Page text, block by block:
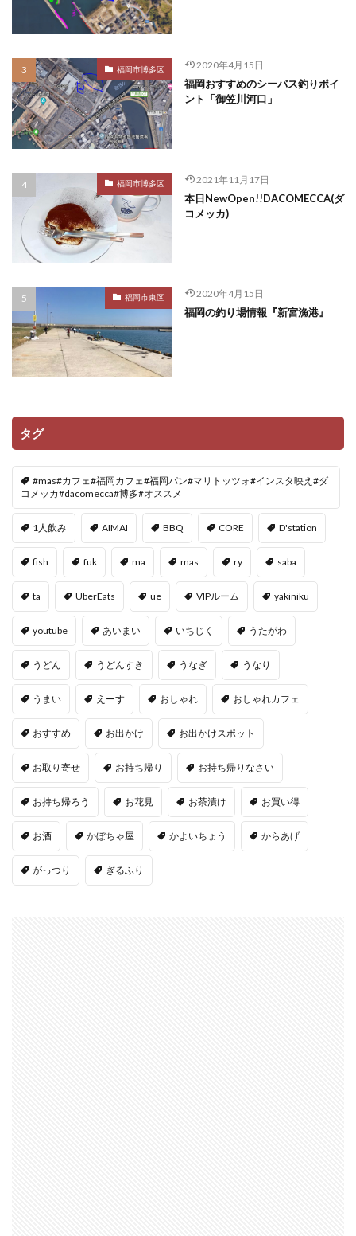
福岡市博多区 2020年4月15日
福岡おすすめのシーバス釣りポイ
ント「御笠川河口」
福岡市博多区 2021年11月17日
本日NewOpen!!DACOMECCA(ダ
コメッカ)
福岡市東区 2020年4月15日
福岡の釣り場情報『新宮漁港』
タグ
#mas#カフェ#福岡カフェ#福岡パン#マリトッツォ#インスタ映え#ダ
コメッカ#dacomecca#博多#オススメ
1人飲み AIMAI BBQ CORE D'station
fish fuk ma mas ry saba
ta UberEats ue VIPルーム yakiniku
youtube あいまい いちじく うたがわ
うどん うどんすき うなぎ うなり
うまい えーす おしゃれ おしゃれカフェ
おすすめ お出かけ お出かけスポット
お取り寄せ お持ち帰り お持ち帰りなさい
お持ち帰ろう お花見 お茶漬け お買い得
お酒 かぼちゃ屋 かよいちょう からあげ
がっつり ぎるふり